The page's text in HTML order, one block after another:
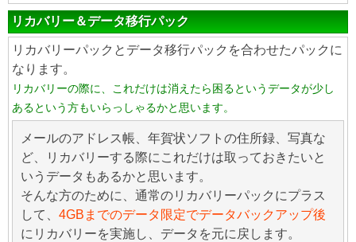
リカバリー＆データ移行パック
リカバリーパックとデータ移行パックを合わせたパックに
なります。
リカバリーの際に、これだけは消えたら困るというデータが少し
あるという方もいらっしゃるかと思います。
メールのアドレス帳、年賀状ソフトの住所録、写真な
ど、リカバリーする際にこれだけは取っておきたいと
いうデータもあるかと思います。
そんな方のために、通常のリカバリーパックにプラス
して、 4GBまでのデータ限定でデータバックアップ後
にリカバリーを実施し、データを元に戻します。